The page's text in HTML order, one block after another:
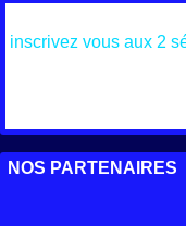
inscrivez vous aux 2
NOS PARTENAIRES